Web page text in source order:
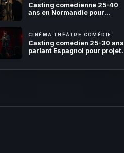
Casting comédienne 25-40
ans en Normandie pour
CINÉMA THÉÂTRE COMÉDIE
Casting comédien 25-30 ans
parlant Espagnol pour projet